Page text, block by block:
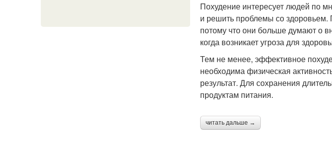
Похудение интересует людей по
и решить проблемы со здоровьем.
потому что они больше думают о
когда возникает угроза для
Тем не менее, эффективное
необходима физическая
результат. Для сохранения
продуктам питания.
читать дальше →